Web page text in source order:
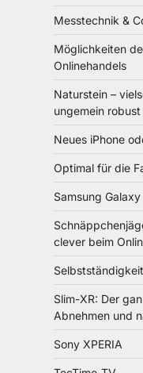
Messtechnik &
Möglichkeiten
Onlinehandels
Naturstein –
ungemein robust
Neues iPhone
Optimal für die
Samsung Galaxy
clever beim
Slim-XR: Der
Abnehmen und
Sony XPERIA